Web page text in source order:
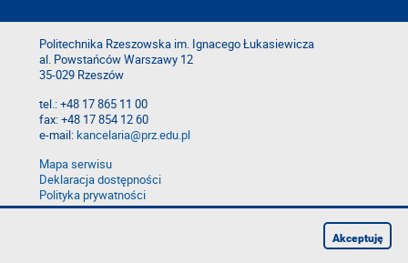
Politechnika Rzeszowska im. Ignacego Łukasiewicza
al. Powstańców Warszawy 12
35-029 Rzeszów
tel.: +48 17 865 11 00
fax: +48 17 854 12 60
e-mail:kancelaria@prz.edu.pl
Mapa serwisu
Deklaracja dostępności
Polityka prywatności
Zgłoś błąd na stronie
Akceptuję